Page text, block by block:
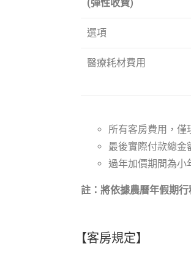
(彈性收費)
選項
醫療耗材費用
所有客房費用，僅
最後實際付款總金
過年加價期間為小
註：將依據農曆年假期
【客房規定】